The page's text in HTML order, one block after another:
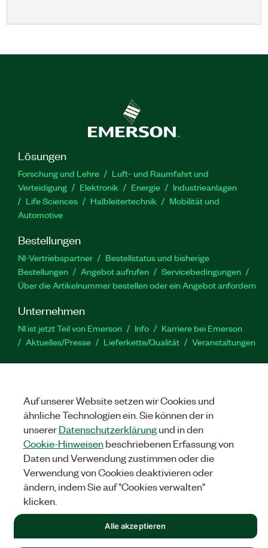
Lösungen
Forschung und Lehre
Luft- und Raumfahrt und
Verteidigung
Elektronik Energie
Industrieanlagen
Life Sciences
Halbleitertechnik
Mobilität und
Automotive
Bestellungen
NI-Vertriebspartner
Bestellstatus und bisherige
Bestellungen
Angebot aufrufen
Servicebedingungen
Über die Artikelnummer bestellen oder ein Angebot anfordern
Unternehmen
NI ist jetzt Teil von Emerson Info
Karriere bei Emerson
Aktuelles/Presse
Lieferkette/Qualität Veranstaltungen
Support
Produktaktivierung
Serviceanfrage stellen
Feedback
zur Website
YouTube
TwitterFacebook
© NATIONAL INSTRUMENTS CORP. ALLE RECHTE VORBEHALTEN.
Auf unserer Website setzen wir Cookies und
ähnliche Technologien ein. Sie können der in
unsererDatenschutzerklärungund in den
Cookie-Hinweisenbeschriebenen Erfassung von
Daten und Verwendung zustimmen oder die
Verwendung von Cookies deaktivieren oder
ändern, indem Sie auf "Cookies verwalten"
klicken.
Alle akzeptieren